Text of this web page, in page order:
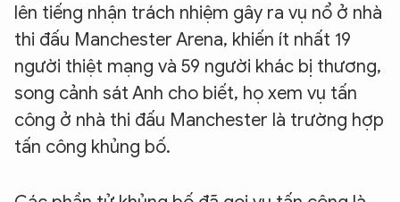
lên tiếng nhận trách nhiệm gây ra vụ nổ ở nhà
thi đấu Manchester Arena, khiến ít nhất 19
người thiệt mạng và 59 người khác bị thương,
song cảnh sát Anh cho biết, họ xem vụ tấn
công ở nhà thi đấu Manchester là trường hợp
tấn công khủng bố.